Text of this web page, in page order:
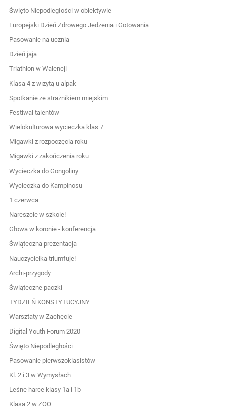
Święto Niepodległości w obiektywie
Europejski Dzień Zdrowego Jedzenia i Gotowania
Pasowanie na ucznia
Dzień jaja
Triathlon w Walencji
Klasa 4 z wizytą u alpak
Spotkanie ze strażnikiem miejskim
Festiwal talentów
Wielokulturowa wycieczka klas 7
Migawki z rozpoczęcia roku
Migawki z zakończenia roku
Wycieczka do Gongoliny
Wycieczka do Kampinosu
1 czerwca
Nareszcie w szkole!
Głowa w koronie - konferencja
Świąteczna prezentacja
Nauczycielka triumfuje!
Archi-przygody
Świąteczne paczki
TYDZIEŃ KONSTYTUCYJNY
Warsztaty w Zachęcie
Digital Youth Forum 2020
Święto Niepodległości
Pasowanie pierwszoklasistów
Kl. 2 i 3 w Wymysłach
Leśne harce klasy 1a i 1b
Klasa 2 w ZOO